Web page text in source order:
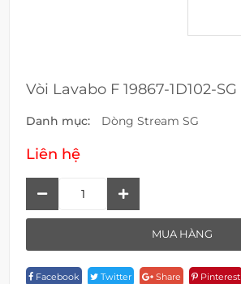
Vòi Lavabo F 19867-1D102-SG
Danh mục: Dòng Stream SG
Liên hệ
1D102-
MUA HÀNG
Facebook Twitter Share Pinterest